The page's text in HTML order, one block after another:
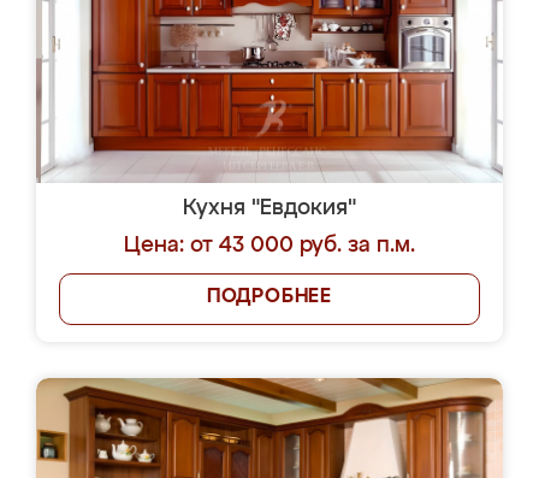
Кухня "Евдокия"
Цена: от 43 000 руб. за п.м.
ПОДРОБНЕЕ